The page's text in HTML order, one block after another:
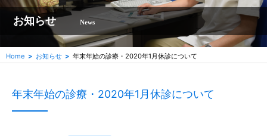
お知らせ News
Home お知らせ 年末年始の診療・2020年1月休診について
年末年始の診療・2020年1月休診について